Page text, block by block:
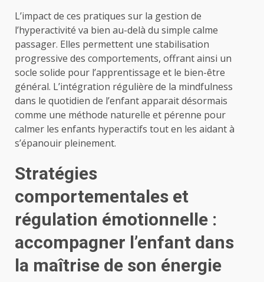
L’impact de ces pratiques sur la gestion de
l’hyperactivité va bien au-delà du simple calme
passager. Elles permettent une stabilisation
progressive des comportements, offrant ainsi un
socle solide pour l’apprentissage et le bien-être
général. L’intégration régulière de la mindfulness
dans le quotidien de l’enfant apparait désormais
comme une méthode naturelle et pérenne pour
calmer les enfants hyperactifs tout en les aidant à
s’épanouir pleinement.
Stratégies
comportementales et
régulation émotionnelle :
accompagner l’enfant dans
la maîtrise de son énergie